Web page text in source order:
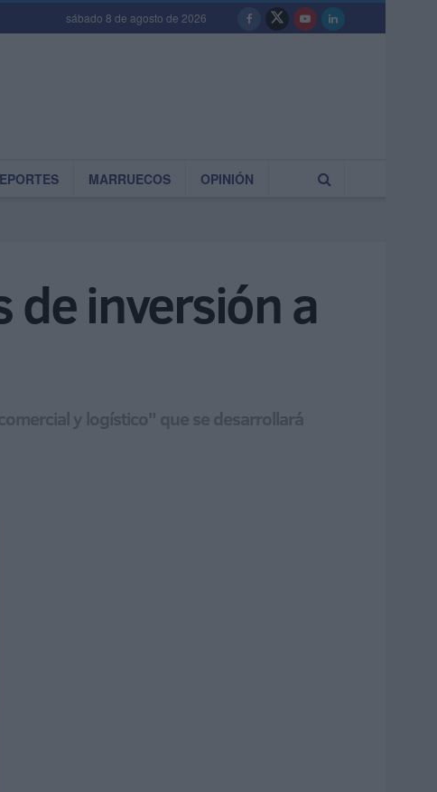
sábado 8 de agosto de 2026
MARRUECOS OPINIÓN
inversión a
y logístico" que se desarrollará